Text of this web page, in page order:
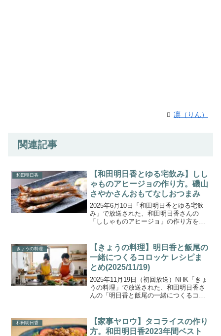
凛（りん）
関連記事
和田明日香
【和田明日香とゆる宅飲み】しし
ゃものアヒージョの作り方。磯山
さやかさんおもてなしおつまみ
2025年6月10日「和田明日香とゆる宅飲
み」で放送された、和田明日香さんの
「ししゃものアヒージョ」の作り方をご
感レシピ、子持ちししゃもを洋風に！し
しゃもの出汁とガーリ...
きょうの料理
【きょうの料理】明日香と飯尾の
一緒につくるコロッケ レシピま
とめ(2025/11/19)
2025年11月19日（初回放送）NHK「きょ
うの料理」で放送された、和田明日香さ
んの「明日香と飯尾の一緒につくるコロ
ずんの飯尾和樹さんのシリーズ「明日香
と飯尾の」。...
和田明日香
【家事ヤロウ】タコライスの作り
方。和田明日香2023年間ベスト